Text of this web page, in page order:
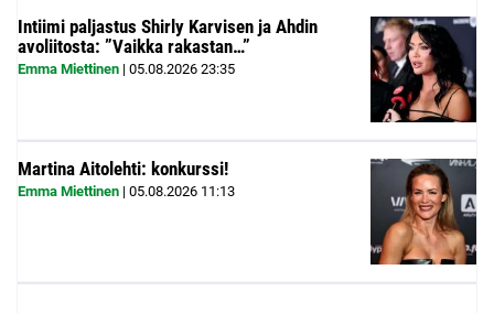
Intiimi paljastus Shirly Karvisen ja Ahdin
avoliitosta: ”Vaikka rakastan…”
Emma Miettinen | 05.08.2026 23:35
Martina Aitolehti: konkurssi!
Emma Miettinen | 05.08.2026 11:13